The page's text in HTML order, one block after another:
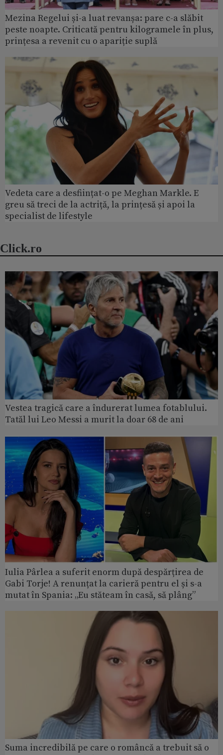
Mezina Regelui și-a luat revanșa: pare c-a slăbit
peste noapte. Criticată pentru kilogramele în plus,
prințesa a revenit cu o apariție suplă
Vedeta care a desființat-o pe Meghan Markle. E
greu să treci de la actriță, la prințesă și apoi la
specialist de lifestyle
Click.ro
Vestea tragică care a îndurerat lumea fotablului.
Tatăl lui Leo Messi a murit la doar 68 de ani
Iulia Pârlea a suferit enorm după despărțirea de
Gabi Torje! A renunțat la carieră pentru el și s-a
mutat în Spania: „Eu stăteam în casă, să plâng”
Suma incredibilă pe care o româncă a trebuit să o